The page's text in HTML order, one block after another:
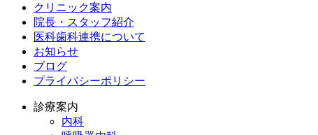
クリニック案内
院長・スタッフ紹介
医科歯科連携について
お知らせ
ブログ
プライバシーポリシー
診療案内
内科